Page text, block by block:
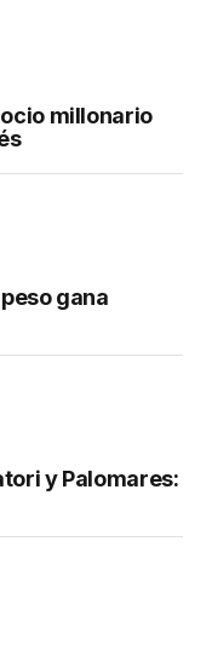
millonario
gana
y Palomares: